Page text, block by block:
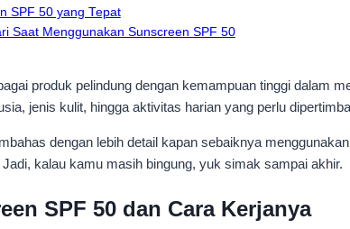
SPF 50 yang Tepat
Saat Menggunakan Sunscreen SPF 50
produk pelindung dengan kemampuan tinggi dalam
jenis kulit, hingga aktivitas harian yang perlu
dengan lebih detail kapan sebaiknya
kalau kamu masih bingung, yuk simak sampai akhir.
SPF 50 dan Cara Kerjanya